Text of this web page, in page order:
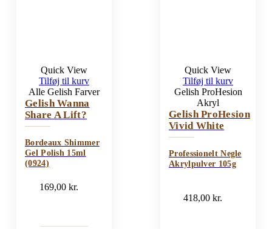
Quick View
Tilføj til kurv
Alle Gelish Farver
Gelish Wanna
Share A Lift?
Bordeaux Shimmer
Gel Polish 15ml
(0924)
169,00kr.
Quick View
Tilføj til kurv
Gelish ProHesion
Akryl
Gelish ProHesion
Vivid White
Professionelt Negle
Akrylpulver 105g
418,00kr.